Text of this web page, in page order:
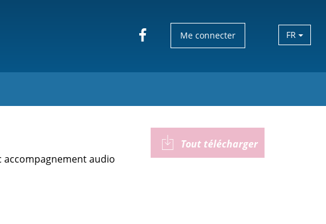
Me connecter FR
accompagnement audio
Tout télécharger